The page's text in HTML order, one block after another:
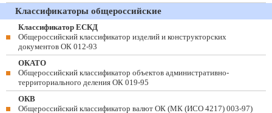
Классификаторы общероссийские
Классификатор ЕСКД
Общероссийский классификатор изделий и конструкторских
документов ОК 012-93
ОКАТО
Общероссийский классификатор объектов административно-
территориального деления ОК 019-95
ОКВ
Общероссийский классификатор валют ОК (МК (ИСО 4217) 003-97)